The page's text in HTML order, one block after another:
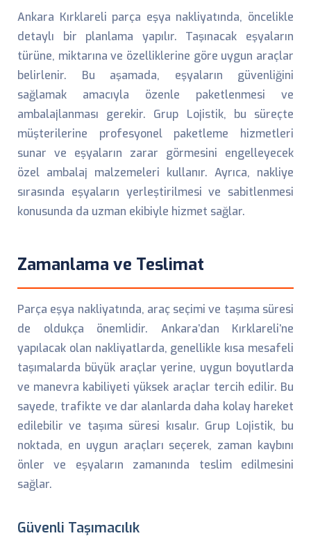
Ankara Kırklareli parça eşya nakliyatında, öncelikle
detaylı bir planlama yapılır. Taşınacak eşyaların
türüne, miktarına ve özelliklerine göre uygun araçlar
belirlenir. Bu aşamada, eşyaların güvenliğini
sağlamak amacıyla özenle paketlenmesi ve
ambalajlanması gerekir. Grup Lojistik, bu süreçte
müşterilerine profesyonel paketleme hizmetleri
sunar ve eşyaların zarar görmesini engelleyecek
özel ambalaj malzemeleri kullanır. Ayrıca, nakliye
sırasında eşyaların yerleştirilmesi ve sabitlenmesi
konusunda da uzman ekibiyle hizmet sağlar.
Zamanlama ve Teslimat
Parça eşya nakliyatında, araç seçimi ve taşıma süresi
de oldukça önemlidir. Ankara’dan Kırklareli’ne
yapılacak olan nakliyatlarda, genellikle kısa mesafeli
taşımalarda büyük araçlar yerine, uygun boyutlarda
ve manevra kabiliyeti yüksek araçlar tercih edilir. Bu
sayede, trafikte ve dar alanlarda daha kolay hareket
edilebilir ve taşıma süresi kısalır. Grup Lojistik, bu
noktada, en uygun araçları seçerek, zaman kaybını
önler ve eşyaların zamanında teslim edilmesini
sağlar.
Güvenli Taşımacılık